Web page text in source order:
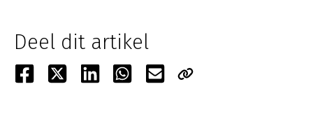
Deel dit artikel